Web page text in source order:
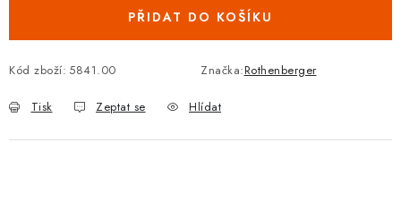
VRÁCENÍ ZBOŽÍ A REKLAMACE
MOJE OBJEDNÁVKA
ZNAČKY
PŘIDAT DO KOŠÍKU
Kód zboží: 5841.00 Značka:Rothenberger
Tisk Zeptat se Hlídat